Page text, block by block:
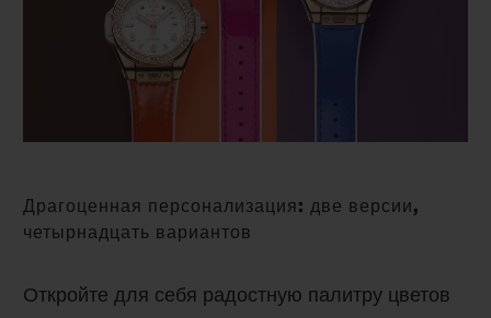
Драгоценная персонализация: две версии,
четырнадцать вариантов
Откройте для себя радостную палитру цветов
BIG BANG
SUMMER MULTI-
COLORED CERAMIC
BIG BANG
ГАРАНТИЯ 5+5